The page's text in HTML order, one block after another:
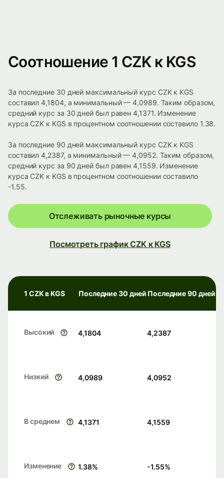
Соотношение 1 CZK к KGS
За последние 30 дней максимальный курс CZK к KGS
составил 4,1804, а минимальный — 4,0989. Таким образом,
средний курс за 30 дней был равен 4,1371. Изменение
курса CZK к KGS в процентном соотношении составило 1.38.
За последние 90 дней максимальный курс CZK к KGS
составил 4,2387, а минимальный — 4,0952. Таким образом,
средний курс за 90 дней был равен 4,1559. Изменение
курса CZK к KGS в процентном соотношении составило
-1.55.
Отслеживать рыночные курсы
Посмотреть график CZK к KGS
1 CZK в KGS Последние 30 дней Последние 90 дней
Высокий 4,1804 4,2387
Низкий 4,0989 4,0952
В среднем 4,1371 4,1559
Изменение 1.38% -1.55%